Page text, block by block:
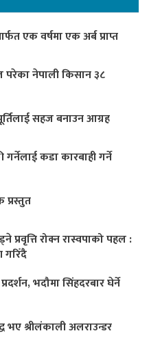
एक वर्षमा एक अर्ब प्राप्त
नेपाली किसान ३८
सहज बनाउन आग्रह
कडा कारबाही गर्ने
प्रस्तुत
रोक्न रास्वपाको पहल :
गरिँदै
भदौमा सिंहदरबार घेर्ने
भए श्रीलंकाली अलराउन्डर